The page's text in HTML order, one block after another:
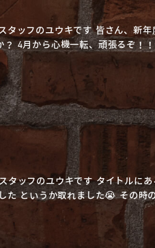
タッフのユウキです 皆さん、新
？ 4月から心機一転、頑張るぞ！
タッフのユウキです タイトルに
た というか取れました😭 その時